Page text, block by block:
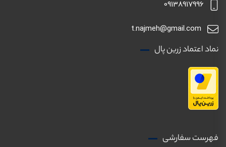
09138917996
t.najmeh@gmail.com
نماد اعتماد زرین پال
فهرست سفارشی